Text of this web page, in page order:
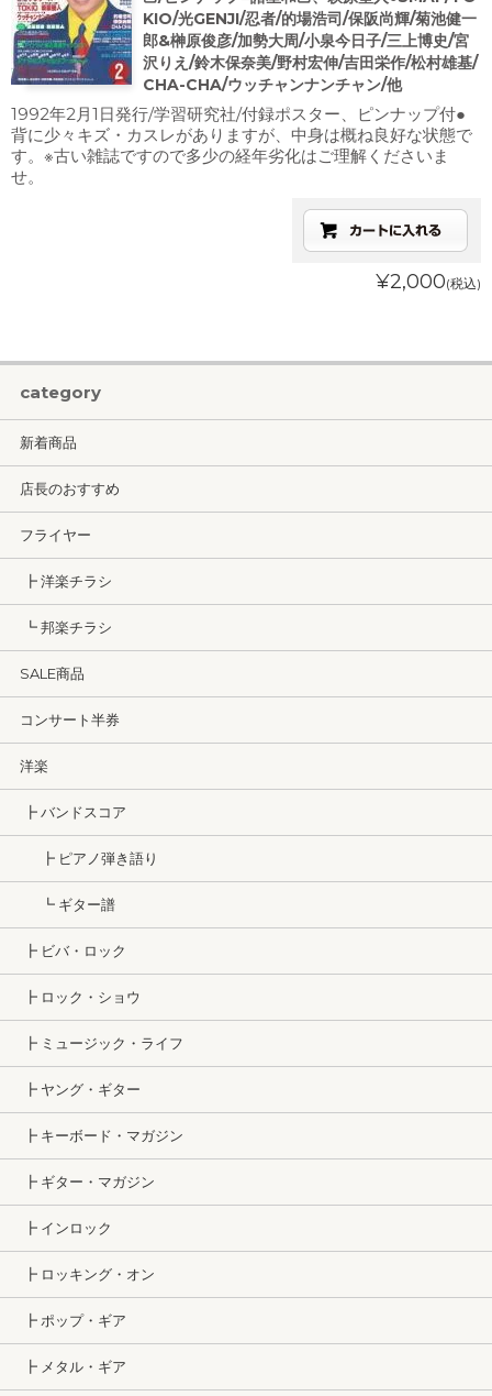
KIO/光GENJI/忍者/的場浩司/保阪尚輝/菊池健一
郎&榊原俊彦/加勢大周/小泉今日子/三上博史/宮
沢りえ/鈴木保奈美/野村宏伸/吉田栄作/松村雄基/
CHA-CHA/ウッチャンナンチャン/他
1992年2月1日発行/学習研究社/付録ポスター、ピンナップ付●
背に少々キズ・カスレがありますが、中身は概ね良好な状態で
す。※古い雑誌ですので多少の経年劣化はご理解くださいま
せ。
¥2,000(税込)
category
新着商品
店長のおすすめ
フライヤー
┣ 洋楽チラシ
┗ 邦楽チラシ
SALE商品
コンサート半券
洋楽
┣ バンドスコア
┣ ピアノ弾き語り
┗ ギター譜
┣ ビバ・ロック
┣ ロック・ショウ
┣ ミュージック・ライフ
┣ ヤング・ギター
┣ キーボード・マガジン
┣ ギター・マガジン
┣ インロック
┣ ロッキング・オン
┣ ポップ・ギア
┣ メタル・ギア